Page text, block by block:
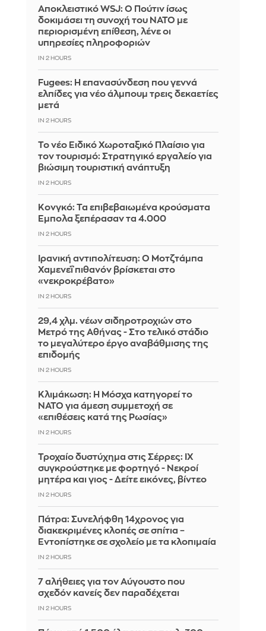
Αποκλειστικό WSJ: Ο Πούτιν ίσως
δοκιμάσει τη συνοχή του ΝΑΤΟ με
περιορισμένη επίθεση, λένε οι
υπηρεσίες πληροφοριών
IN 2 HOURS
Fugees: Η επανασύνδεση που γεννά
ελπίδες για νέο άλμπουμ τρεις δεκαετίες
μετά
IN 2 HOURS
Το νέο Ειδικό Χωροταξικό Πλαίσιο για
τον τουρισμό: Στρατηγικό εργαλείο για
βιώσιμη τουριστική ανάπτυξη
IN 2 HOURS
Κονγκό: Τα επιβεβαιωμένα κρούσματα
Έμπολα ξεπέρασαν τα 4.000
IN 2 HOURS
Ιρανική αντιπολίτευση: Ο Μοτζτάμπα
Χαμενεΐ πιθανόν βρίσκεται στο
«νεκροκρέβατο»
IN 2 HOURS
29,4 χλμ. νέων σιδηροτροχιών στο
Μετρό της Αθήνας - Στο τελικό στάδιο
το μεγαλύτερο έργο αναβάθμισης της
επιδομής
IN 2 HOURS
Κλιμάκωση: Η Μόσχα κατηγορεί το
ΝΑΤΟ για άμεση συμμετοχή σε
«επιθέσεις κατά της Ρωσίας»
IN 2 HOURS
Τροχαίο δυστύχημα στις Σέρρες: ΙΧ
συγκρούστηκε με φορτηγό - Νεκροί
μητέρα και γιος - Δείτε εικόνες, βίντεο
IN 2 HOURS
Πάτρα: Συνελήφθη 14χρονος για
διακεκριμένες κλοπές σε σπίτια –
Εντοπίστηκε σε σχολείο με τα κλοπιμαία
IN 2 HOURS
7 αλήθειες για τον Αύγουστο που
σχεδόν κανείς δεν παραδέχεται
IN 2 HOURS